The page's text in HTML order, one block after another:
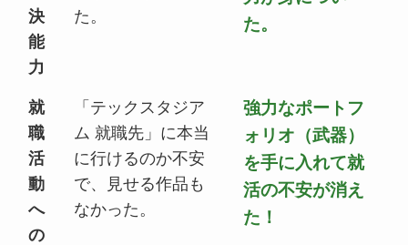
決
能
力
た。
た。
就
職
活
動
へ
の
「テックスタジア
ム 就職先」に本当
に行けるのか不安
で、見せる作品も
なかった。
強力なポートフ
ォリオ（武器）
を手に入れて就
活の不安が消え
た！